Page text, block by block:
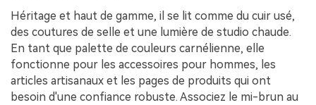
Héritage et haut de gamme, il se lit comme du cuir usé,
des coutures de selle et une lumière de studio chaude.
En tant que palette de couleurs carnélienne, elle
fonctionne pour les accessoires pour hommes, les
articles artisanaux et les pages de produits qui ont
besoin d'une confiance robuste. Associez le mi-brun au